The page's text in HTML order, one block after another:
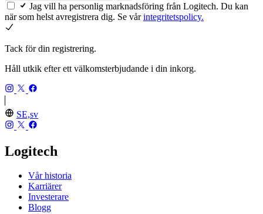
Jag vill ha personlig marknadsföring från Logitech. Du kan
när som helst avregistrera dig. Se vårintegritetspolicy.
Tack för din registrering.
Håll utkik efter ett välkomsterbjudande i din inkorg.
SE,sv
Logitech
Vår historia
Karriärer
Investerare
Blogg